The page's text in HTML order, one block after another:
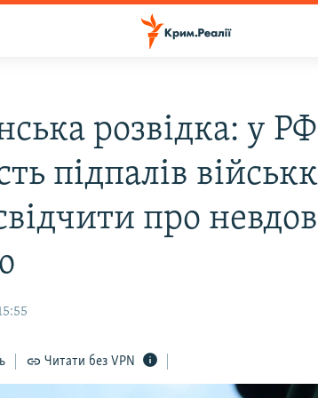
розвідка: у
підпалів
про
Читати без VPN